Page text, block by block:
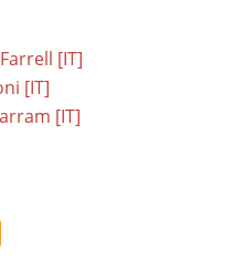
[IT]
[IT]
[IT]